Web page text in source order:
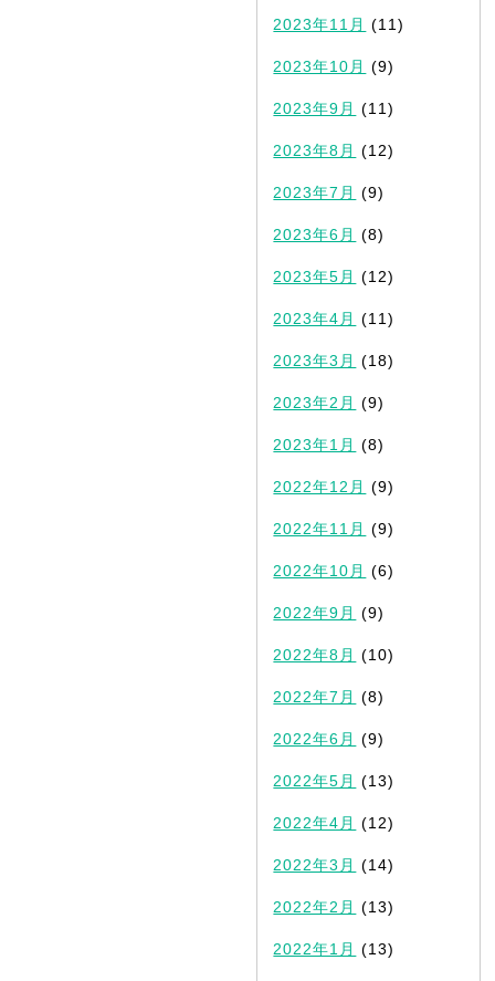
2023年11月 (11)
2023年10月 (9)
2023年9月 (11)
2023年8月 (12)
2023年7月 (9)
2023年6月 (8)
2023年5月 (12)
2023年4月 (11)
2023年3月 (18)
2023年2月 (9)
2023年1月 (8)
2022年12月 (9)
2022年11月 (9)
2022年10月 (6)
2022年9月 (9)
2022年8月 (10)
2022年7月 (8)
2022年6月 (9)
2022年5月 (13)
2022年4月 (12)
2022年3月 (14)
2022年2月 (13)
2022年1月 (13)